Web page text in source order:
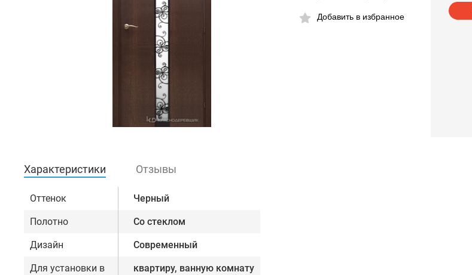
Добавить в избранное
Характеристики Отзывы
Оттенок Черный
Полотно Со стеклом
Дизайн Современный
Для установки в квартиру, ванную комнату